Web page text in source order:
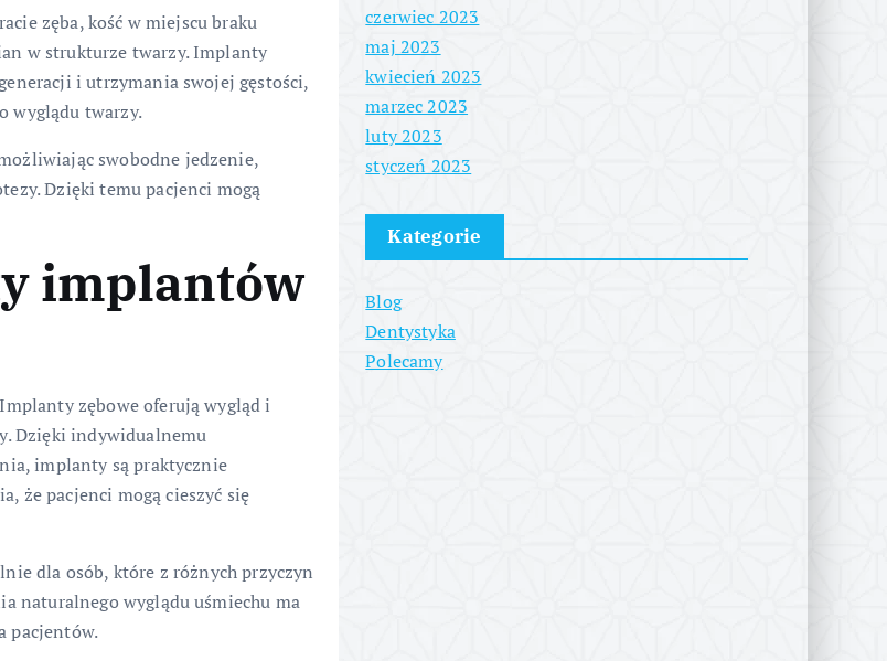
zęba, kość w miejscu braku
w strukturze twarzy. Implanty
i utrzymania swojej gęstości,
wyglądu twarzy.
swobodne jedzenie,
Dzięki temu pacjenci mogą
implantów
zębowe oferują wygląd i
Dzięki indywidualnemu
implanty są praktycznie
że pacjenci mogą cieszyć się
dla osób, które z różnych przyczyn
naturalnego wyglądu uśmiechu ma
pacjentów.
czerwiec 2023
maj 2023
kwiecień 2023
marzec 2023
luty 2023
styczeń 2023
Kategorie
Blog
Dentystyka
Polecamy